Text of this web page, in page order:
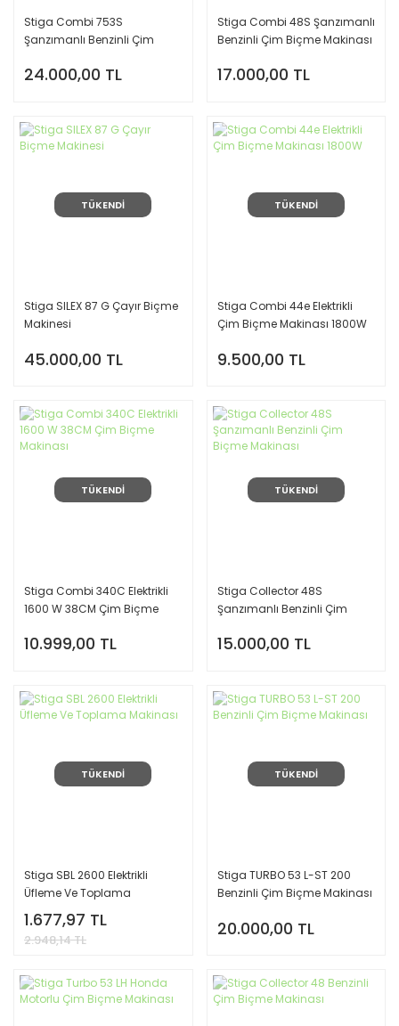
Stiga Combi 753S
Şanzımanlı Benzinli Çim
24.000,00 TL
Stiga Combi 48S Şanzımanlı
Benzinli Çim Biçme Makinası
17.000,00 TL
TÜKENDİ
Stiga SILEX 87 G Çayır Biçme
Makinesi
45.000,00 TL
TÜKENDİ
Stiga Combi 44e Elektrikli
Çim Biçme Makinası 1800W
9.500,00 TL
TÜKENDİ
Stiga Combi 340C Elektrikli
1600 W 38CM Çim Biçme
10.999,00 TL
TÜKENDİ
Stiga Collector 48S
Şanzımanlı Benzinli Çim
15.000,00 TL
TÜKENDİ
Stiga SBL 2600 Elektrikli
Üfleme Ve Toplama
Makinası
1.677,97 TL
2.948,14 TL
TÜKENDİ
Stiga TURBO 53 L-ST 200
Benzinli Çim Biçme Makinası
20.000,00 TL